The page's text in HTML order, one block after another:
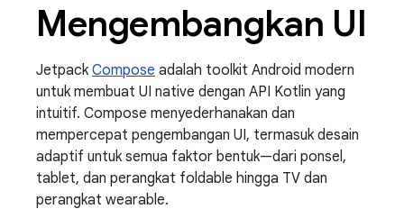
Mengembangkan UI
Jetpack Compose adalah toolkit Android modern
untuk membuat UI native dengan API Kotlin yang
intuitif. Compose menyederhanakan dan
mempercepat pengembangan UI, termasuk desain
adaptif untuk semua faktor bentuk—dari ponsel,
tablet, dan perangkat foldable hingga TV dan
perangkat wearable.